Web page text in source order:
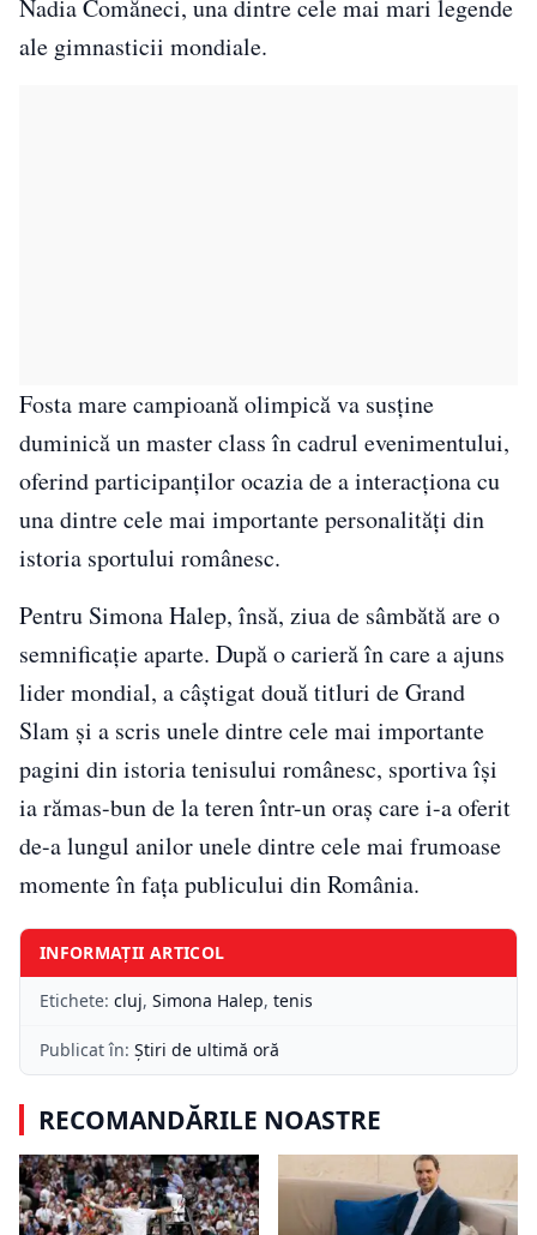
Nadia Comăneci, una dintre cele mai mari legende
ale gimnasticii mondiale.
Fosta mare campioană olimpică va susține
duminică un master class în cadrul evenimentului,
oferind participanților ocazia de a interacționa cu
una dintre cele mai importante personalități din
istoria sportului românesc.
Pentru Simona Halep, însă, ziua de sâmbătă are o
semnificație aparte. După o carieră în care a ajuns
lider mondial, a câștigat două titluri de Grand
Slam și a scris unele dintre cele mai importante
pagini din istoria tenisului românesc, sportiva își
ia rămas-bun de la teren într-un oraș care i-a oferit
de-a lungul anilor unele dintre cele mai frumoase
momente în fața publicului din România.
INFORMAȚII ARTICOL
Etichete: cluj, Simona Halep, tenis
Publicat în: Știri de ultimă oră
RECOMANDĂRILE NOASTRE